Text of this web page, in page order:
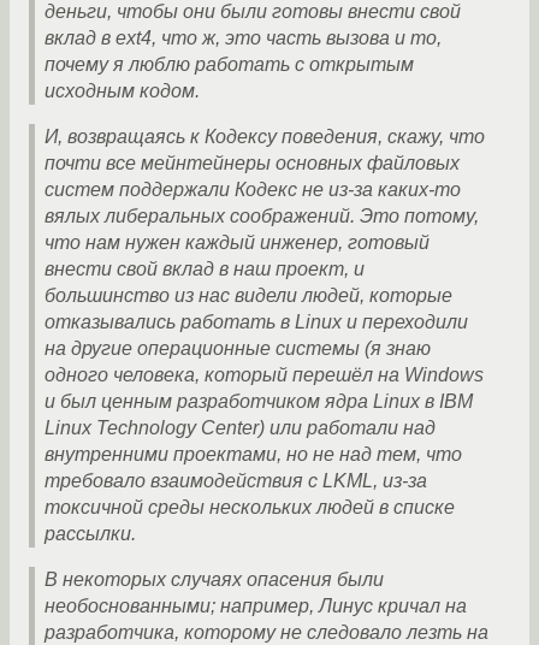
деньги, чтобы они были готовы внести свой
вклад в ext4, что ж, это часть вызова и то,
почему я люблю работать с открытым
исходным кодом.
И, возвращаясь к Кодексу поведения, скажу, что
почти все мейнтейнеры основных файловых
систем поддержали Кодекс не из-за каких-то
вялых либеральных соображений. Это потому,
что нам нужен каждый инженер, готовый
внести свой вклад в наш проект, и
большинство из нас видели людей, которые
отказывались работать в Linux и переходили
на другие операционные системы (я знаю
одного человека, который перешёл на Windows
и был ценным разработчиком ядра Linux в IBM
Linux Technology Center) или работали над
внутренними проектами, но не над тем, что
требовало взаимодействия с LKML, из-за
токсичной среды нескольких людей в списке
рассылки.
В некоторых случаях опасения были
необоснованными; например, Линус кричал на
разработчика, которому не следовало лезть на